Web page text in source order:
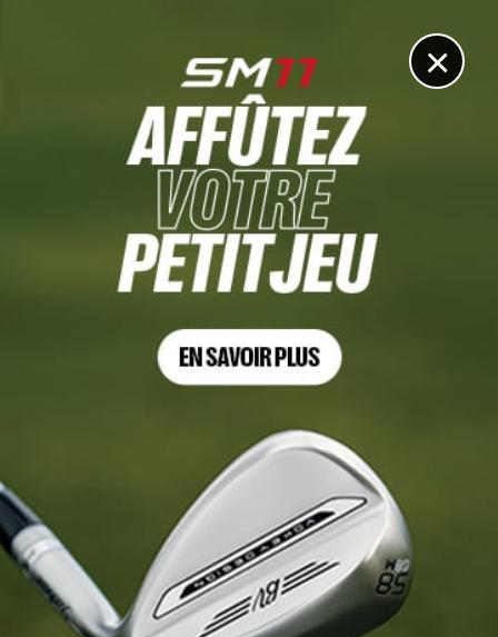
×
BARBASOL CHAMPIONSHIP, TOUR 2
Français à la fête le 14 juillet dans le Kentucky !